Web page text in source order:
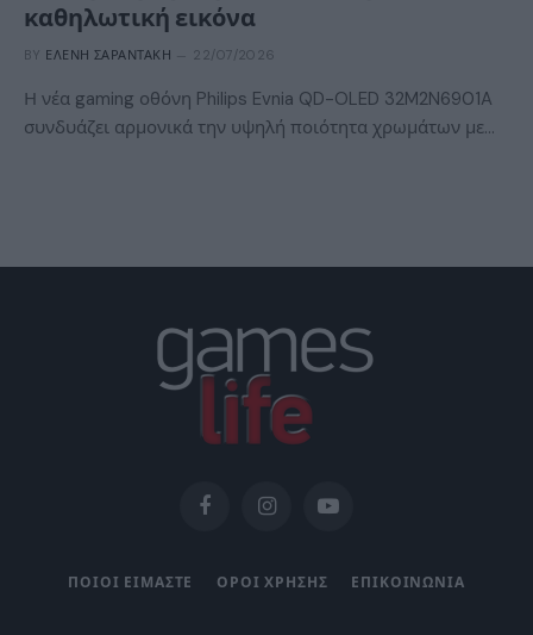
καθηλωτική εικόνα
BY ΕΛΈΝΗ ΣΑΡΑΝΤΆΚΗ 22/07/2026
Η νέα gaming οθόνη Philips Evnia QD-OLED 32M2N6901A
συνδυάζει αρμονικά την υψηλή ποιότητα χρωμάτων με…
FacebookInstagramYouTube
ΠΟΙΟΙ ΕΙΜΑΣΤΕ ΟΡΟΙ ΧΡΗΣΗΣ ΕΠΙΚΟΙΝΩΝΙΑ